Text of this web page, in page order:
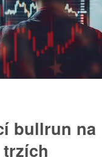
bullrun na